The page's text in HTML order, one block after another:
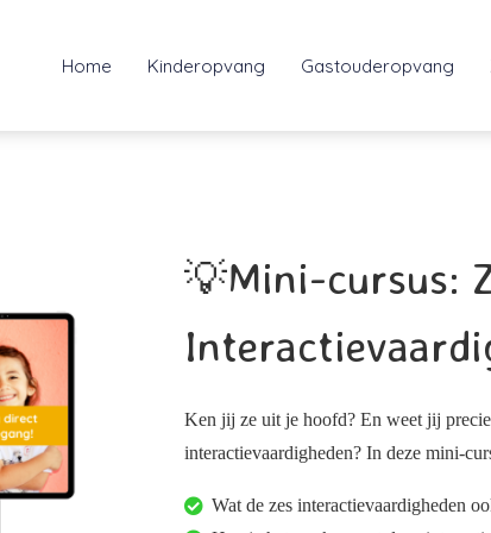
Home Kinderopvang Gastouderopvang
💡Mini-cursus:
Ken jij ze uit je hoofd? En weet jij
interactievaardigheden? In deze mini-
Wat de zes interactievaardigheden